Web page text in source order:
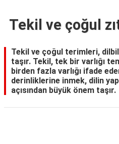
Tekil ve çoğul
Tekil ve çoğul terimleri,
taşır. Tekil, tek bir varlığı
birden fazla varlığı ifade
derinliklerine inmek, dilin
açısından büyük önem taşır.